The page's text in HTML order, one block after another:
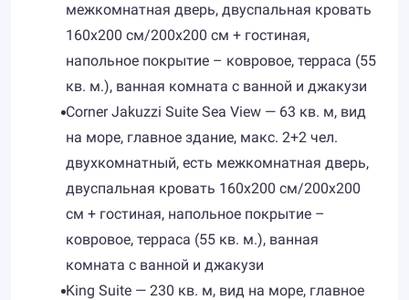
межкомнатная дверь, двуспальная кровать
160х200 см/200х200 см + гостиная,
напольное покрытие – ковровое, терраса (55
кв. м.), ванная комната с ванной и джакузи
Corner Jakuzzi Suite Sea View — 63 кв. м, вид
на море, главное здание, макс. 2+2 чел.
двухкомнатный, есть межкомнатная дверь,
двуспальная кровать 160х200 см/200х200
см + гостиная, напольное покрытие –
ковровое, терраса (55 кв. м.), ванная
комната с ванной и джакузи
King Suite — 230 кв. м, вид на море, главное